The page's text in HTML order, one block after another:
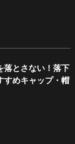
落とさない！落下
すめキャップ・帽